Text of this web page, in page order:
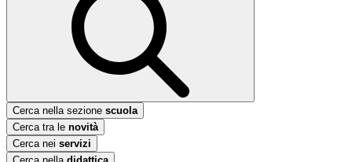
Cerca nella sezione scuola
Cerca tra le novità
Cerca nei servizi